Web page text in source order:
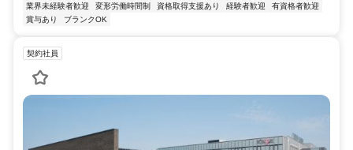
業界未経験者歓迎 変形労働時間制 資格取得支援あり 経験者歓迎
有資格者歓迎
賞与あり
ブランクOK
契約社員